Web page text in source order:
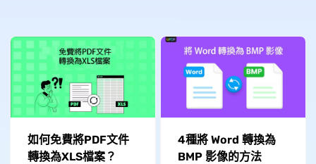
如何免費將PDF文件
轉換為XLS檔案？
4種將 Word 轉換為
BMP 影像的方法